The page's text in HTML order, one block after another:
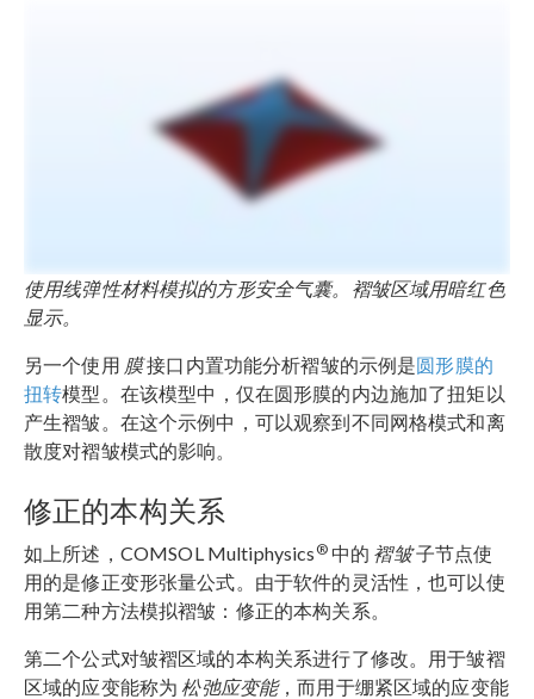
使用线弹性材料模拟的方形安全气囊。褶皱区域用暗红色
显示。
另一个使用 膜接口内置功能分析褶皱的示例是圆形膜的
扭转模型。在该模型中，仅在圆形膜的内边施加了扭矩以
产生褶皱。在这个示例中，可以观察到不同网格模式和离
散度对褶皱模式的影响。
修正的本构关系
如上所述，COMSOL Multiphysics ®中的 褶皱子节点使
用的是修正变形张量公式。由于软件的灵活性，也可以使
用第二种方法模拟褶皱：修正的本构关系。
第二个公式对皱褶区域的本构关系进行了修改。用于皱褶
区域的应变能称为松弛应变能，而用于绷紧区域的应变能